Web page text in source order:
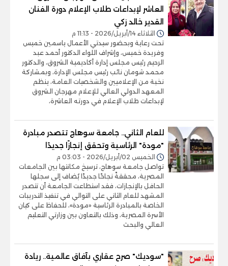
العاشر لإبداعات طلاب الإعلام دورة الفنان
القدير خالد زكي
الثلاثاء 14/أبريل/2026 - 11:13 م
تحت رعاية وبحضور سيدتي الأعمال ياسمين خميس
وفريدة خميس، وإشراف اللواء الدكتور أحمد عبد
الرحيم رئيس مجلس إدارة أكاديمية الشروق، والدكتور
محمد شومان نائب رئيس مجلس الإدارة، وبمشاركة
نخبة من الإعلاميين والشخصيات العامة، ينظم
المعهد الدولي العالي للإعلام مهرجان الشروق
لإبداعات طلاب الإعلام في دورته العاشرة،
للعام الثاني.. جامعة سوهاج تتصدر مبادرة
"مودة" الرئاسية وتحقق إنجازًا جديدًا
الخميس 02/أبريل/2026 - 03:03 م
تواصل جامعة سوهاج، ترسيخ مكانتها بين الجامعات
المصرية، محققةً نجاحًا جديدًا يُضاف إلى سجلها
الحافل بالإنجازات، فقد استطاعت الجامعة أن تتصدر
المشهد للعام الثاني على التوالي في تنفيذ التدريبات
الخاصة بالمبادرة الرئاسية «مودة»، للحفاظ على كيان
الأسرة المصرية، وذلك بالتعاون بين وزارتي التعليم
العالي والبحث
"سوديك" صرح عقاري بآفاق عالمية.. ريادة